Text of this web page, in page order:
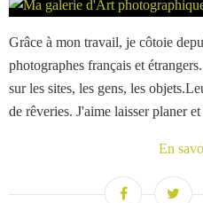
Grâce à mon travail, je côtoie
photographes français et
sur les sites, les gens, les
de rêveries. J'aime laisser planer
En